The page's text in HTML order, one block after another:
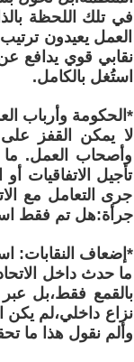
في تلك اللحظة
العمل يعيدون
نقابي قوي يدافع
استُغل بالكامل.
*الحكومة وأرباب
لا يمكن القفز
وأصحاب العمل. ما
تأجيل الاتفاقيات
جرى التعامل مع
جرأة:هل تم فقط
*إضعاف النقابات:
ما حدث داخل
بالقمع فقط،بل
نزاع داخلي،لم
وألم نقول هذا ما